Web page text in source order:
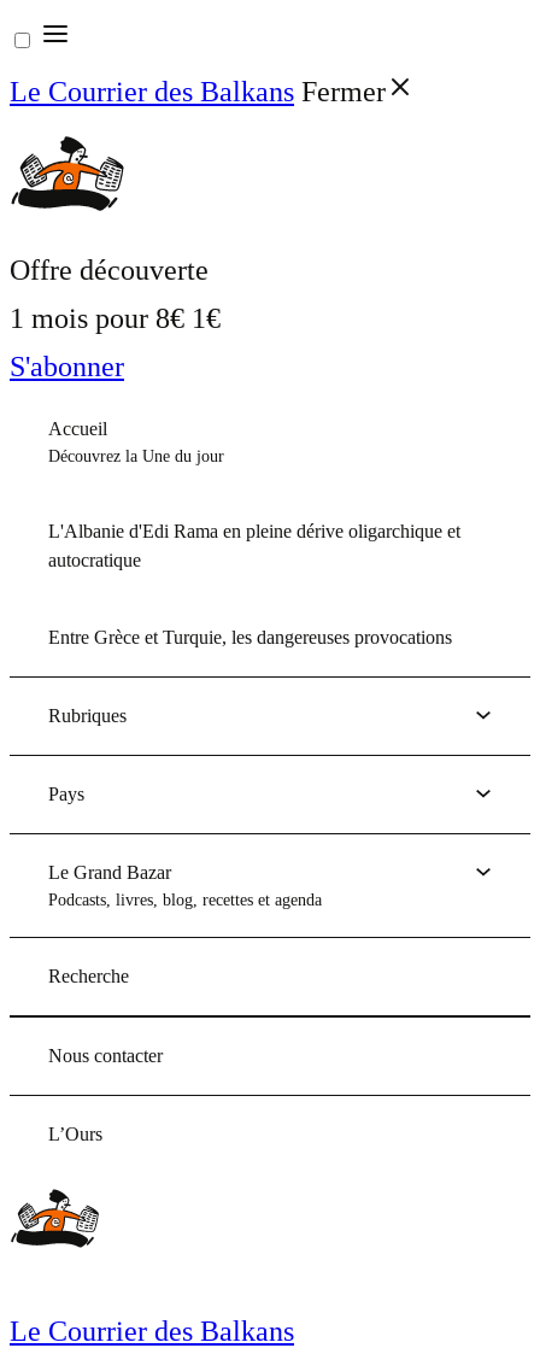
Aller
au
contenu
Le Courrier des Balkans Fermer
Offre découverte
1 mois pour 8€ 1€
S'abonner
Accueil
Découvrez la Une du jour
L'Albanie d'Edi Rama en pleine dérive oligarchique et
autocratique
Entre Grèce et Turquie, les dangereuses provocations
Rubriques
Pays
Le Grand Bazar
Podcasts, livres, blog, recettes et agenda
Recherche
Nous contacter
L’Ours
Le Courrier des Balkans